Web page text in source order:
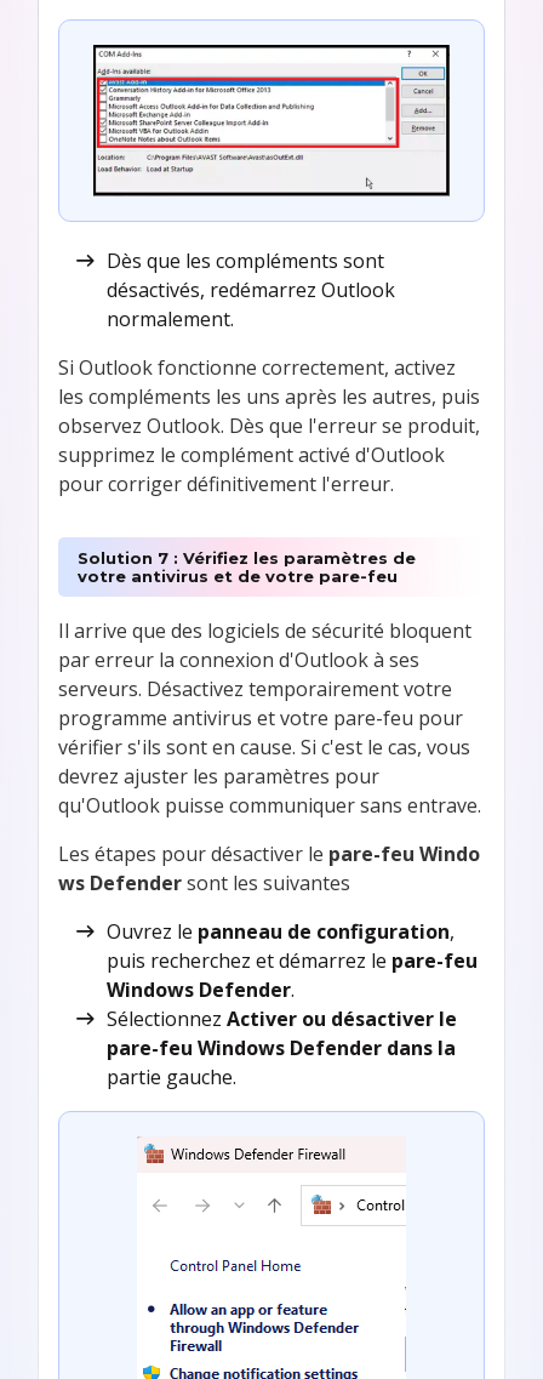
Dès que les compléments sont
désactivés, redémarrez Outlook
normalement.
Si Outlook fonctionne correctement, activez
les compléments les uns après les autres, puis
observez Outlook. Dès que l'erreur se produit,
supprimez le complément activé d'Outlook
pour corriger définitivement l'erreur.
Solution 7 : Vérifiez les paramètres de
votre antivirus et de votre pare-feu
Il arrive que des logiciels de sécurité bloquent
par erreur la connexion d'Outlook à ses
serveurs. Désactivez temporairement votre
programme antivirus et votre pare-feu pour
vérifier s'ils sont en cause. Si c'est le cas, vous
devrez ajuster les paramètres pour
qu'Outlook puisse communiquer sans entrave.
Les étapes pour désactiver le pare-feu Windo
ws Defendersont les suivantes
Ouvrez le panneau de configuration,
puis recherchez et démarrez le pare-feu
Windows Defender.
Sélectionnez Activer ou désactiver le
pare-feu Windows Defender dans la
partie gauche.